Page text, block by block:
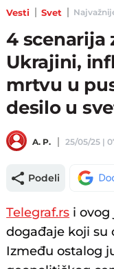
Vesti Svet
4 scenarija
Ukrajini,
mrtvu u
desilo u
A. P. 25/05/25 |
Podeli
Telegraf.rs i ovog
događaje koji su
Između ostalog